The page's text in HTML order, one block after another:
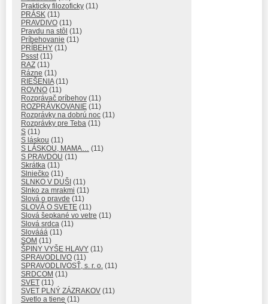
Prakticky filozoficky (11)
PRÁSK (11)
PRAVDIVO (11)
Pravdu na stôl (11)
Príbehovanie (11)
PRÍBEHY (11)
Pssst(11)
RAZ (11)
Rázne (11)
RIEŠENIA(11)
ROVNO (11)
Rozprávač príbehov (11)
ROZPRÁVKOVANIE (11)
Rozprávky na dobrú noc (11)
Rozprávky pre Teba (11)
S (11)
S láskou (11)
S LÁSKOU, MAMA… (11)
S PRAVDOU (11)
Skrátka (11)
Slniečko (11)
SLNKO V DUŠI (11)
Slnko za mrakmi (11)
Slová o pravde (11)
SLOVÁ O SVETE (11)
Slová šepkané vo vetre (11)
Slová srdca (11)
Slovááá (11)
SOM (11)
ŠPINY VYŠE HLAVY (11)
SPRAVODLIVO (11)
SPRAVODLIVOSŤ, s. r. o. (11)
SRDCOM (11)
SVET (11)
SVET PLNÝ ZÁZRAKOV (11)
Svetlo a tiene (11)